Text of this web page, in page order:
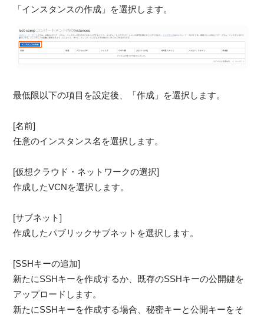
「インスタンスの作成」を選択します。
最低限以下の項目を設定後、「作成」を選択します。
[名前]
任意のインスタンス名を選択します。
[仮想クラウド・ネットワークの選択]
作成したVCNを選択します。
[サブネット]
作成したパブリックサブネットを選択します。
[SSHキーの追加]
新たにSSHキーを作成するか、既存のSSHキーの公開鍵を
アップロードします。
新たにSSHキーを作成する場合、秘密キーと公開キーをそ